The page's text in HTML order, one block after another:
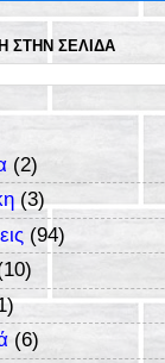
ΣΤΗΝ ΣΕΛΊΔΑ
(2)
(3)
(94)
(6)